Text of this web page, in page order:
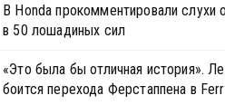
В Honda прокомментировали слухи
в 50 лошадиных сил
«Это была бы отличная история».
боится перехода Ферстаппена в